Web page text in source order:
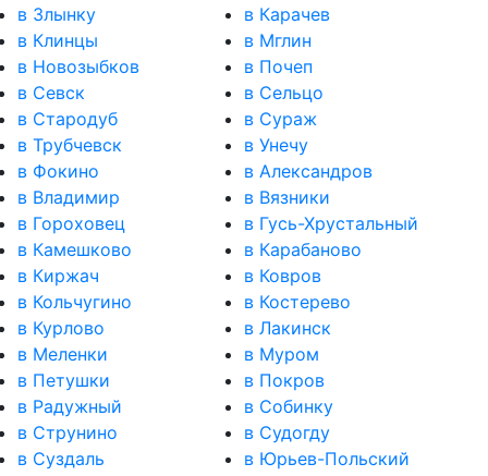
в Злынку
в Карачев
в Клинцы
в Мглин
в Новозыбков
в Почеп
в Севск
в Сельцо
в Стародуб
в Сураж
в Трубчевск
в Унечу
в Фокино
в Александров
в Владимир
в Вязники
в Гороховец
в Гусь-Хрустальный
в Камешково
в Карабаново
в Киржач
в Ковров
в Кольчугино
в Костерево
в Курлово
в Лакинск
в Меленки
в Муром
в Петушки
в Покров
в Радужный
в Собинку
в Струнино
в Судогду
в Суздаль
в Юрьев-Польский